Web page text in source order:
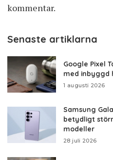
kommentar.
Senaste artiklarna
Google Pixel
med inbyggd
1 augusti 2026
Samsung
betydligt
modeller
28 juli 2026